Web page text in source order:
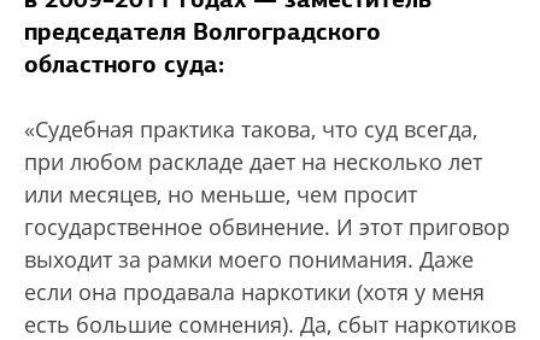
председателя Волгоградского
областного суда:
«Судебная практика такова, что суд всегда,
при любом раскладе дает на несколько лет
или месяцев, но меньше, чем просит
государственное обвинение. И этот приговор
выходит за рамки моего понимания. Даже
если она продавала наркотики (хотя у меня
есть большие сомнения). Да, сбыт наркотиков